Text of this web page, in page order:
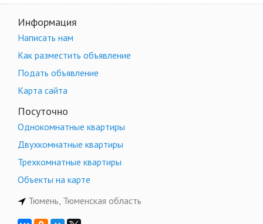
Информация
Написать нам
Как разместить объявление
Подать объявление
Карта сайта
Посуточно
Однокомнатные квартиры
Двухкомнатные квартиры
Трехкомнатные квартиры
Объекты на карте
Тюмень, Тюменская область